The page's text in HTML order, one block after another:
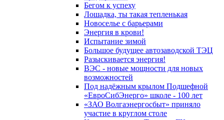
Бегом к успеху
Лошадка, ты такая тепленькая
Новоселье с барьерами
Энергия в крови!
Испытание зимой
Большое будущее автозаводской ТЭЦ
Разыскивается энергия!
ВЭС - новые мощности для новых
возможностей
Под надёжным крылом Подшефной
«ЕвроСибЭнерго» школе - 100 лет
«ЗАО Волгаэнергосбыт» приняло
участие в круглом столе